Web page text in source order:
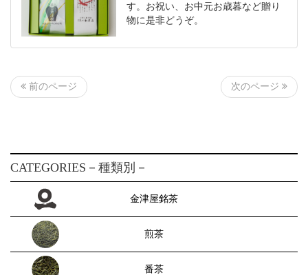
す。お祝い、お中元お歳暮など贈り
物に是非どうぞ。
前のページ 次のページ
CATEGORIES －種類別－
金津屋銘茶
煎茶
番茶